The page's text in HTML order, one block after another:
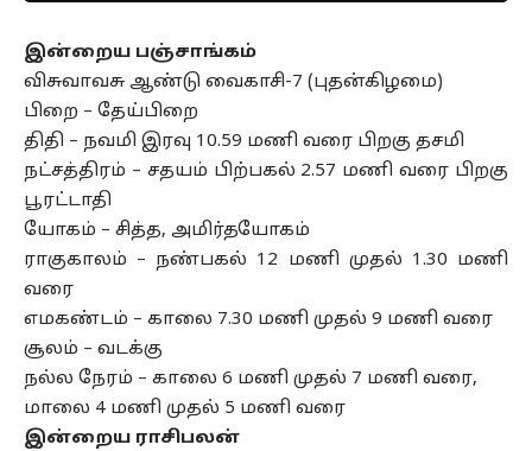
இன்றைய பஞ்சாங்கம்
விசுவாவசு ஆண்டு வைகாசி-7 (புதன்கிழமை)
பிறை – தேய்பிறை
திதி – நவமி இரவு 10.59 மணி வரை பிறகு தசமி
நட்சத்திரம் – சதயம் பிற்பகல் 2.57 மணி வரை பிறகு
பூரட்டாதி
யோகம் – சித்த, அமிர்தயோகம்
ராகுகாலம் – நண்பகல் 12 மணி முதல் 1.30 மணி
வரை
எமகண்டம் – காலை 7.30 மணி முதல் 9 மணி வரை
சூலம் – வடக்கு
நல்ல நேரம் – காலை 6 மணி முதல் 7 மணி வரை,
மாலை 4 மணி முதல் 5 மணி வரை
இன்றைய ராசிபலன்